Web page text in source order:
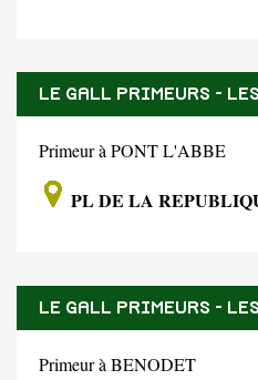
LE GALL PRIMEURS -
Primeur à PONT L'ABBE
PL DE LA
LE GALL PRIMEURS -
Primeur à BENODET